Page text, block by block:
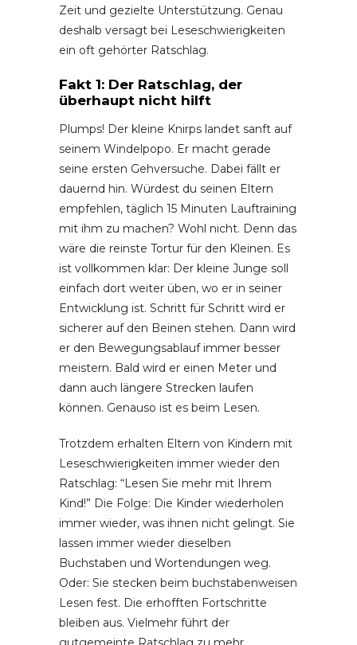
Zeit und gezielte Unterstützung. Genau
deshalb versagt bei Leseschwierigkeiten
ein oft gehörter Ratschlag.
Fakt 1: Der Ratschlag, der
überhaupt nicht hilft
Plumps! Der kleine Knirps landet sanft auf
seinem Windelpopo. Er macht gerade
seine ersten Gehversuche. Dabei fällt er
dauernd hin. Würdest du seinen Eltern
empfehlen, täglich 15 Minuten Lauftraining
mit ihm zu machen? Wohl nicht. Denn das
wäre die reinste Tortur für den Kleinen. Es
ist vollkommen klar: Der kleine Junge soll
einfach dort weiter üben, wo er in seiner
Entwicklung ist. Schritt für Schritt wird er
sicherer auf den Beinen stehen. Dann wird
er den Bewegungsablauf immer besser
meistern. Bald wird er einen Meter und
dann auch längere Strecken laufen
können. Genauso ist es beim Lesen.
Trotzdem erhalten Eltern von Kindern mit
Leseschwierigkeiten immer wieder den
Ratschlag: “Lesen Sie mehr mit Ihrem
Kind!” Die Folge: Die Kinder wiederholen
immer wieder, was ihnen nicht gelingt. Sie
lassen immer wieder dieselben
Buchstaben und Wortendungen weg.
Oder: Sie stecken beim buchstabenweisen
Lesen fest. Die erhofften Fortschritte
bleiben aus. Vielmehr führt der